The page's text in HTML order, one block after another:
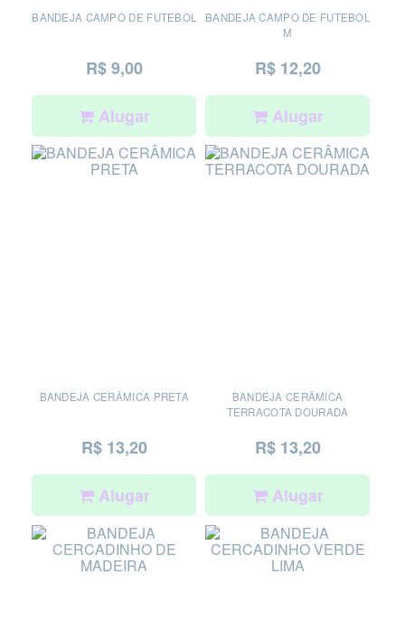
BANDEJA CAMPO DE FUTEBOL
R$ 9,00
Alugar
BANDEJA CAMPO DE FUTEBOL
M
R$ 12,20
Alugar
BANDEJA CERÂMICA PRETA
R$ 13,20
Alugar
BANDEJA CERÂMICA
TERRACOTA DOURADA
R$ 13,20
Alugar